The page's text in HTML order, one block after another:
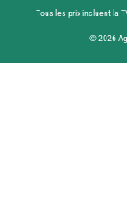
Tous les prix incluent la
© 2026